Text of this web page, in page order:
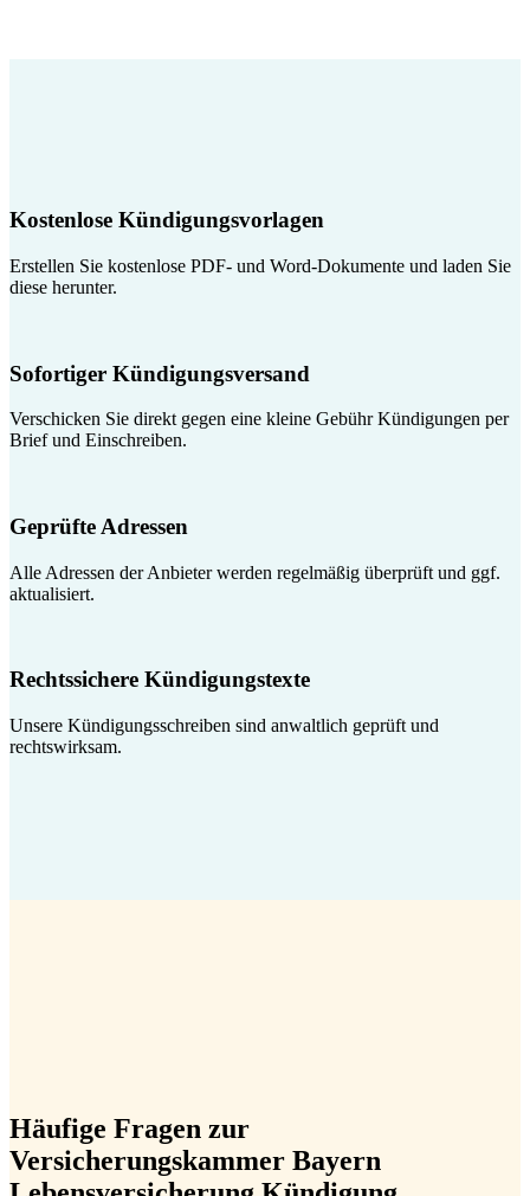
Kostenlose Kündigungsvorlagen
Erstellen Sie kostenlose PDF- und Word-Dokumente und laden Sie
diese herunter.
Sofortiger Kündigungsversand
Verschicken Sie direkt gegen eine kleine Gebühr Kündigungen per
Brief und Einschreiben.
Geprüfte Adressen
Alle Adressen der Anbieter werden regelmäßig überprüft und ggf.
aktualisiert.
Rechtssichere Kündigungstexte
Unsere Kündigungsschreiben sind anwaltlich geprüft und
rechtswirksam.
Häufige Fragen zur
Versicherungskammer Bayern